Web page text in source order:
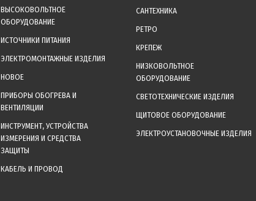
ВЫСОКОВОЛЬТНОЕ
ОБОРУДОВАНИЕ
ИСТОЧНИКИ ПИТАНИЯ
ЭЛЕКТРОМОНТАЖНЫЕ ИЗДЕЛИЯ
НОВОЕ
ПРИБОРЫ ОБОГРЕВА И
ВЕНТИЛЯЦИИ
ИНСТРУМЕНТ, УСТРОЙСТВА
ИЗМЕРЕНИЯ И СРЕДСТВА
ЗАЩИТЫ
КАБЕЛЬ И ПРОВОД
САНТЕХНИКА
РЕТРО
КРЕПЕЖ
НИЗКОВОЛЬТНОЕ
ОБОРУДОВАНИЕ
СВЕТОТЕХНИЧЕСКИЕ ИЗДЕЛИЯ
ЩИТОВОЕ ОБОРУДОВАНИЕ
ЭЛЕКТРОУСТАНОВОЧНЫЕ ИЗДЕЛИЯ